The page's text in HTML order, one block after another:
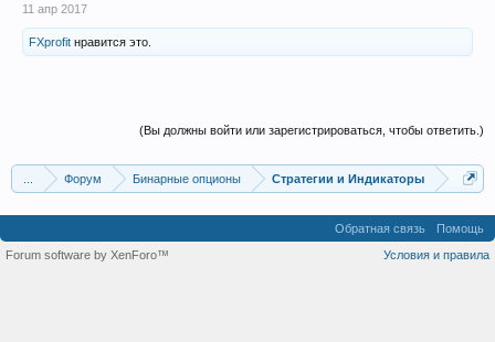
11 апр 2017
FXprofit нравится это.
(Вы должны войти или зарегистрироваться, чтобы ответить.)
Форум Бинарные опционы Стратегии и Индикаторы
Обратная связь
Помощь
Условия и правила
Forum software by XenForo™